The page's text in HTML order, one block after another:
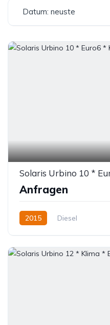
Datum: neuste
Solaris Urbino 10 *
Anfragen
2015 Diesel